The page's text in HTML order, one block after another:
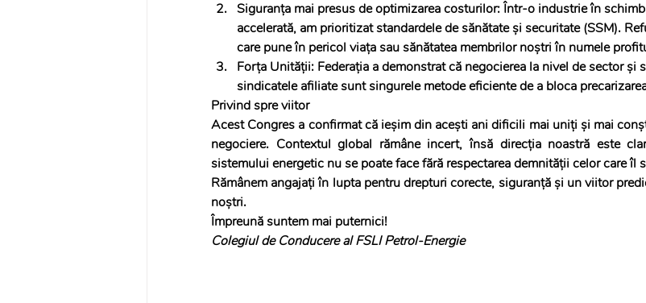
Siguranța mai presus de optimizarea costurilor: Într-o industrie în
accelerată, am prioritizat standardele de sănătate și securitate (SSM).
care pune în pericol viața sau sănătatea membrilor noștri în numele
Forța Unității: Federația a demonstrat că negocierea la nivel de sector și
sindicatele afiliate sunt singurele metode eficiente de a bloca
Privind spre viitor
Acest Congres a confirmat că ieșim din acești ani dificili mai uniți și mai
negociere. Contextul global rămâne incert, însă direcția noastră este
sistemului energetic nu se poate face fără respectarea demnității celor care îl
Rămânem angajați în lupta pentru drepturi corecte, siguranță și un viitor
noștri.
Împreună suntem mai puternici!
Colegiul de Conducere al FSLI Petrol-Energie